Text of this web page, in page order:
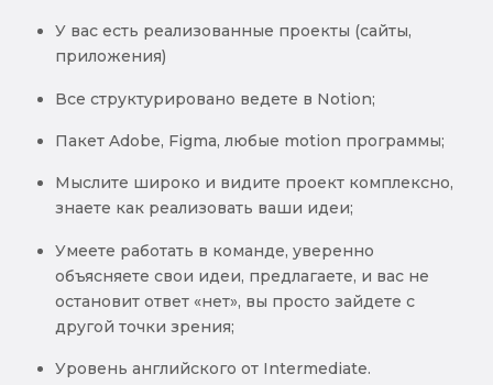
У вас есть реализованные проекты (сайты,
приложения)
Все структурировано ведете в Notion;
Пакет Adobe, Figma, любые motion программы;
Мыслите широко и видите проект комплексно,
знаете как реализовать ваши идеи;
Умеете работать в команде, уверенно
объясняете свои идеи, предлагаете, и вас не
остановит ответ «нет», вы просто зайдете с
другой точки зрения;
Уровень английского от Intermediate.